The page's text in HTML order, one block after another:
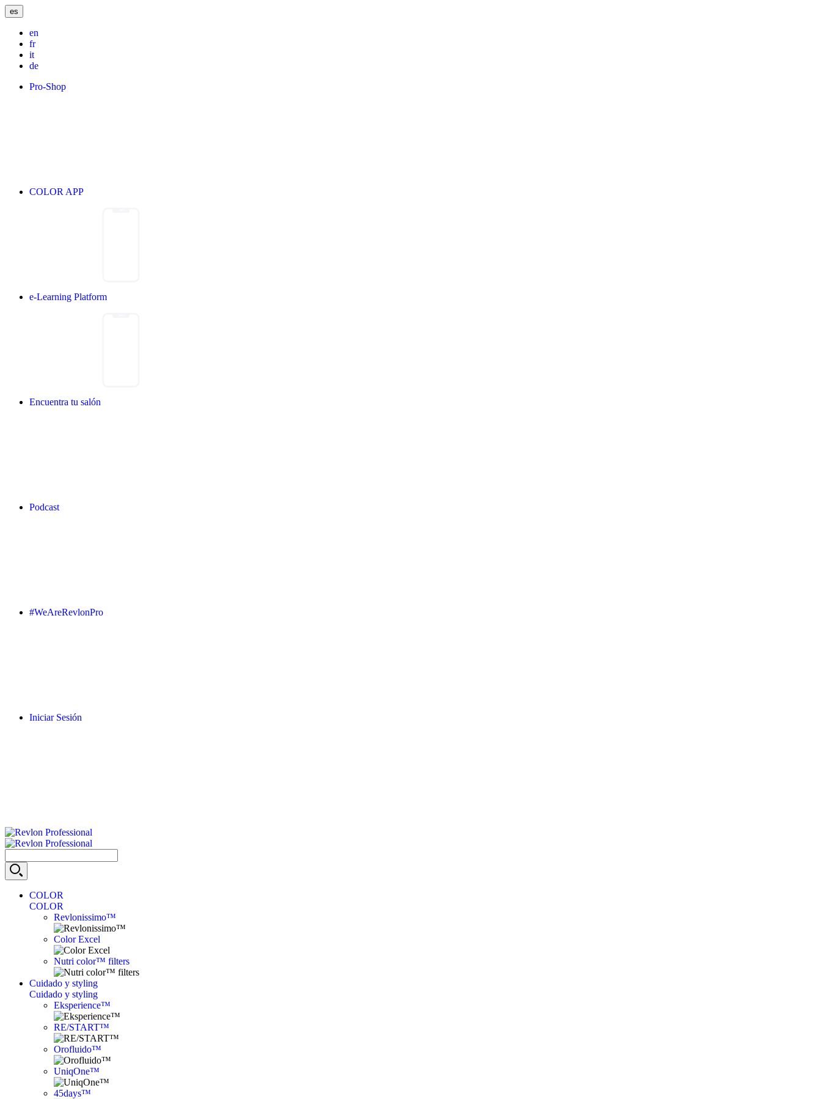
es
en
fr
it
de
Pro-Shop
COLOR APP
e-Learning Platform
Encuentra tu salón
Podcast
#WeAreRevlonPro
Iniciar Sesión
COLOR
COLOR
Revlonissimo™
Color Excel
Nutri color™ filters
Cuidado y styling
Cuidado y styling
Eksperience™
RE/START™
Orofluido™
UniqOne™
45days™